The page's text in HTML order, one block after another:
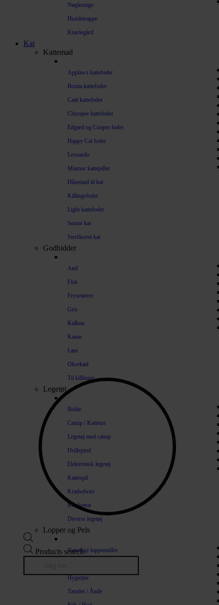
Nøgleringe
Hundetrappe
Kravlegård
Kat
Kattemad
Applaws kattefoder
Bozita kattefoder
Catit kattefoder
Chicopee kattefoder
Edgard og Cooper foder
Happy Cat foder
Leonardo
Miamor kattepiller
Dåsemad til kat
Killingefoder
Light kattefoder
Senior kat
Steriliseret kat
Godbidder
And
Fisk
Frysetørret
Gris
Kalkun
Kanin
Lam
Oksekød
Til killinger
Legetøj
Bolde
Catnip / Katteurt
Legetøj med catnip
Drillepind
Elektronisk legetøj
Kattespil
Kradsebræt
Kradsetræ
Diverse legetøj
Lopper og Pels
Naturlige loppemidler
Hygiejne
Tænder / Ånde
Products search